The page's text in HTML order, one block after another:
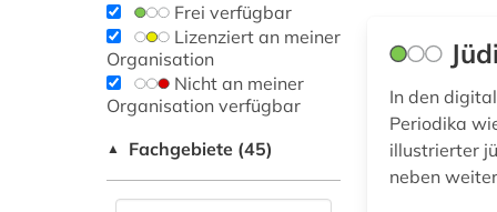
Frei verfügbar
Lizenziert an meiner
Organisation
Nicht an meiner
Organisation verfügbar
▲ Fachgebiete (45)
In den
Periodika
illustrierter
neben